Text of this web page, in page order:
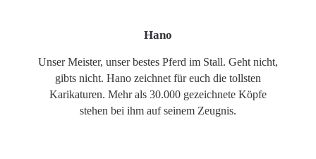
Hano
Unser Meister, unser bestes Pferd im Stall. Geht nicht,
gibts nicht. Hano zeichnet für euch die tollsten
Karikaturen. Mehr als 30.000 gezeichnete Köpfe
stehen bei ihm auf seinem Zeugnis.